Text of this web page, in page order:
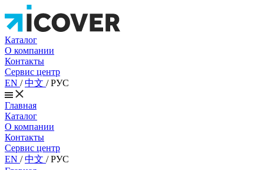
Каталог
О компании
Контакты
Сервис центр
EN /中文 /РУС
Главная
Каталог
О компании
Контакты
Сервис центр
EN /中文 /РУС